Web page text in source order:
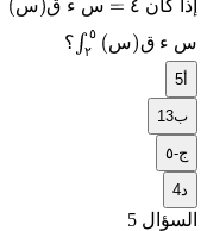
إذا كان
س ق ء س ٤ ١ ٢ (س)ق ء س = ٤
٥
٢
س ق ء س ∫ ٢٥ (س)ق ء س ؟
5
ب13
ج٥-
4
السؤال 5